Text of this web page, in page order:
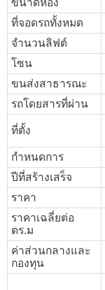
ขนาดห้อง
ที่จอดรถทั้งหมด
จำนวนลิฟต์
โซน
ขนส่งสาธารณะ
รถโดยสารที่ผ่าน
ที่ตั้ง
กำหนดการ
ปีที่สร้างเสร็จ
ราคา
ราคาเฉลี่ยต่อ
ตร.ม
ค่าส่วนกลางและ
กองทุน